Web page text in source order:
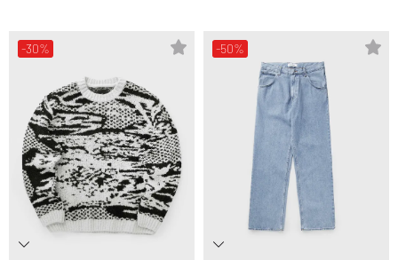
-30% -50%